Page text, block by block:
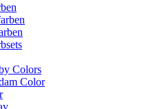
Colors
Color